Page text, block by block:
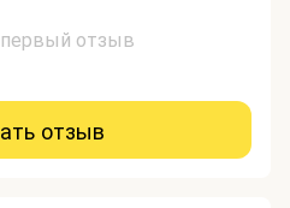
отзыв
отзыв